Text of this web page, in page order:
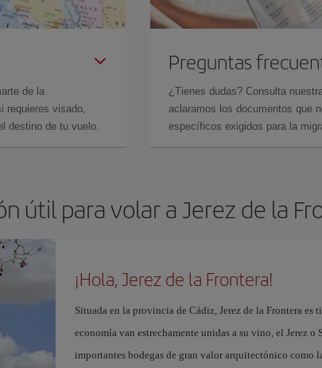
de la
requieres visado,
destino de tu vuelo.
Preguntas
¿Tienes dudas? Consulta
aclaramos los documentos que
específicos exigidos para la
útil para volar a Jerez de la
¡Hola, Jerez de la Frontera!
Situada en la provincia de Cádiz, Jerez de la Frontera
economía van estrechamente unidas a su vino, el Jerez
importantes bodegas de gran valor arquitectónico como